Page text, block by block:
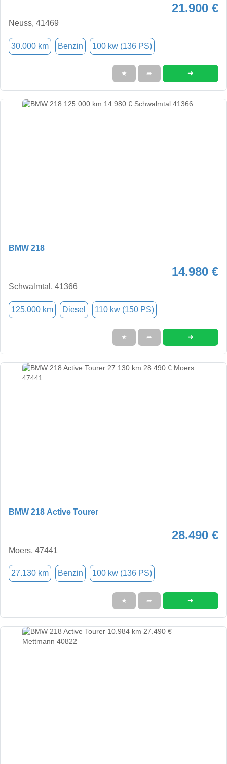
21.900 €
Neuss, 41469
30.000 km Benzin 100 kw (136 PS)
★ ➦ ➜
BMW 218
14.980 €
Schwalmtal, 41366
125.000 km Diesel 110 kw (150 PS)
★ ➦ ➜
BMW 218 Active Tourer
28.490 €
Moers, 47441
27.130 km Benzin 100 kw (136 PS)
★ ➦ ➜